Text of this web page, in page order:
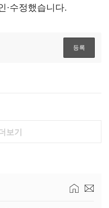
·수정했습니다.
보기